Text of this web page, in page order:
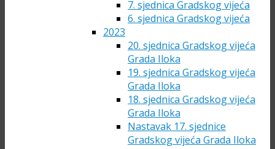
7. sjednica Gradskog vijeća
6. sjednica Gradskog vijeća
2023
20. sjednica Gradskog vijeća
Grada Iloka
19. sjednica Gradskog vijeća
Grada Iloka
18. sjednica Gradskog vijeća
Grada Iloka
Nastavak 17. sjednice
Gradskog vijeća Grada Iloka